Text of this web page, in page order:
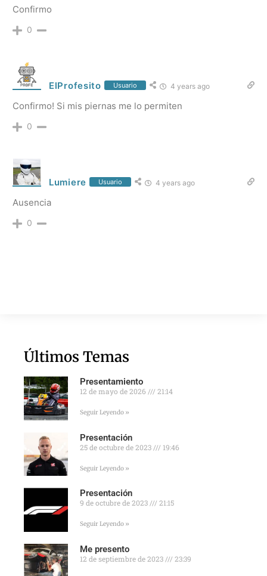
Confirmo
0
ElProfesito Usuario 4 years ago
Confirmo! Si mis piernas me lo permiten
0
Lumiere Usuario 4 years ago
Ausencia
0
Últimos Temas
Presentamiento
12 de mayo de 2026 21:14
Seguir Leyendo »
Presentación
25 de octubre de 2023 19:46
Seguir Leyendo »
Presentación
9 de octubre de 2023 21:15
Seguir Leyendo »
Me presento
12 de septiembre de 2023 23:39